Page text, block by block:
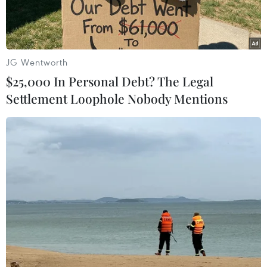
Các chuyên gia của NVIEC giải đáp thắc mắc của cộng đồng.
(Ảnh: Việt Dũng/TTXVN)
Nhằm thúc đẩy quá trình hội nhập cho cộng
đồng người Việt Nam tại Séc, ngày 13/4, Mạng
JG Wentworth
$25,000 In Personal Debt? The Legal
Settlement Loophole Nobody Mentions